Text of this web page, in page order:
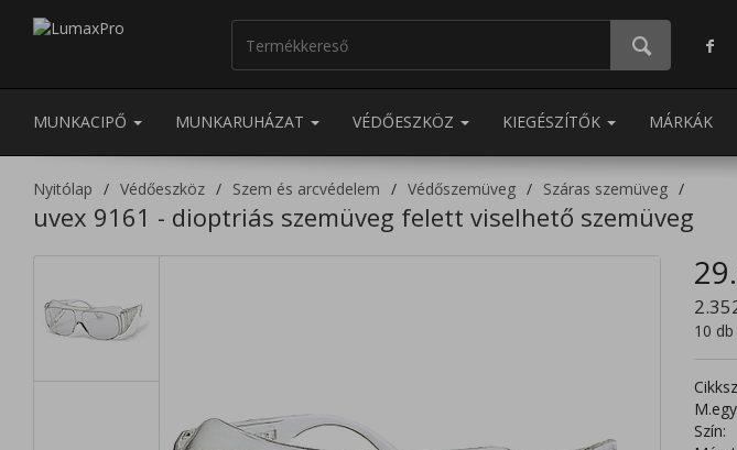
MUNKACIPŐ MUNKARUHÁZAT VÉDŐESZKÖZ KIEGÉSZÍTŐK MÁRKÁK
Nyitólap Védőeszköz Szem és arcvédelem Védőszemüveg Száras szemüveg
uvex 9161 - dioptriás szemüveg felett viselhető szemüveg
10
Szín: